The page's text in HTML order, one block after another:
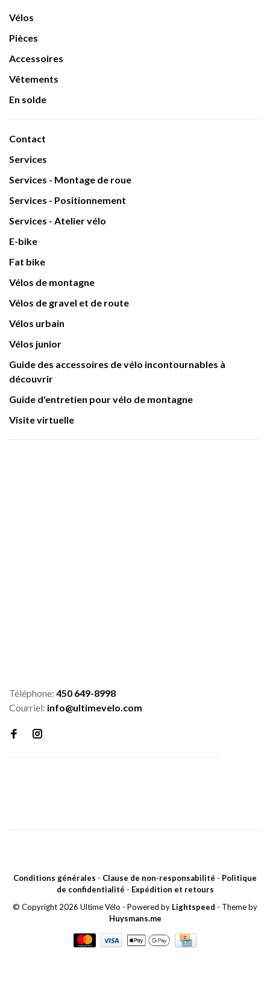
Vélos
Pièces
Accessoires
Vêtements
En solde
Contact
Services
Services - Montage de roue
Services - Positionnement
Services - Atelier vélo
E-bike
Fat bike
Vélos de montagne
Vélos de gravel et de route
Vélos urbain
Vélos junior
Guide des accessoires de vélo incontournables à
découvrir
Guide d'entretien pour vélo de montagne
Visite virtuelle
Téléphone: 450 649-8998
Courriel: info@ultimevelo.com
Conditions générales - Clause de non-responsabilité - Politique
de confidentialité - Expédition et retours
© Copyright 2026 Ultime Vélo - Powered by Lightspeed - Theme by
Huysmans.me